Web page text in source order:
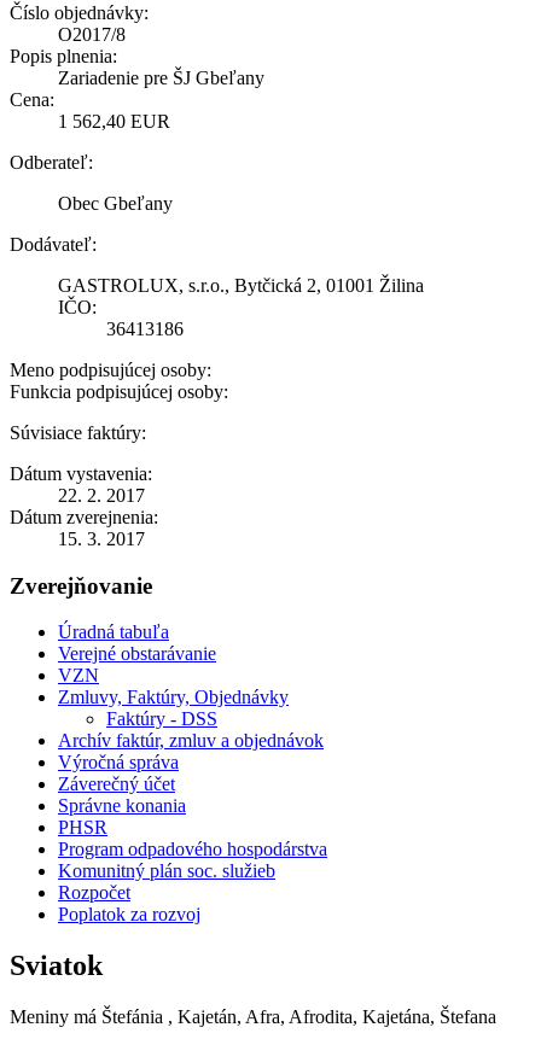
Číslo objednávky:
O2017/8
Popis plnenia:
Zariadenie pre ŠJ Gbeľany
Cena:
1 562,40 EUR
Odberateľ:
Obec Gbeľany
Dodávateľ:
GASTROLUX, s.r.o., Bytčická 2, 01001 Žilina
IČO:
36413186
Meno podpisujúcej osoby:
Funkcia podpisujúcej osoby:
Súvisiace faktúry:
Dátum vystavenia:
22. 2. 2017
Dátum zverejnenia:
15. 3. 2017
Zverejňovanie
Úradná tabuľa
Verejné obstarávanie
VZN
Zmluvy, Faktúry, Objednávky
Faktúry - DSS
Archív faktúr, zmluv a objednávok
Výročná správa
Záverečný účet
Správne konania
PHSR
Program odpadového hospodárstva
Komunitný plán soc. služieb
Rozpočet
Poplatok za rozvoj
Sviatok
Meniny má Štefánia , Kajetán, Afra, Afrodita, Kajetána, Štefana